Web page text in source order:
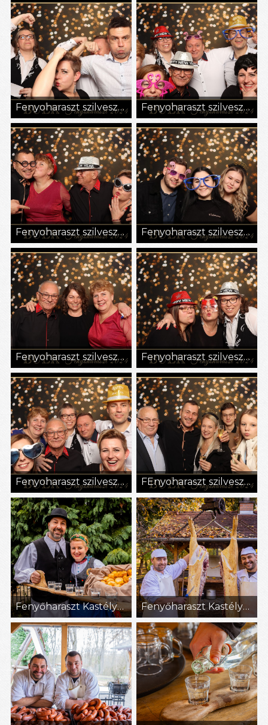
Fenyoharaszt szilveszter 3 Fenyoharaszt szilveszter 4
Fenyoharaszt szilveszter 5 Fenyoharaszt szilveszter 6
Fenyoharaszt szilveszter 12 Fenyoharaszt szilveszter 16
Fenyoharaszt szilveszter1 FEnyoharaszt szilveszter2
Fenyőharaszt Kastélyszálló (9) Fenyőharaszt Kastélyszálló (11)